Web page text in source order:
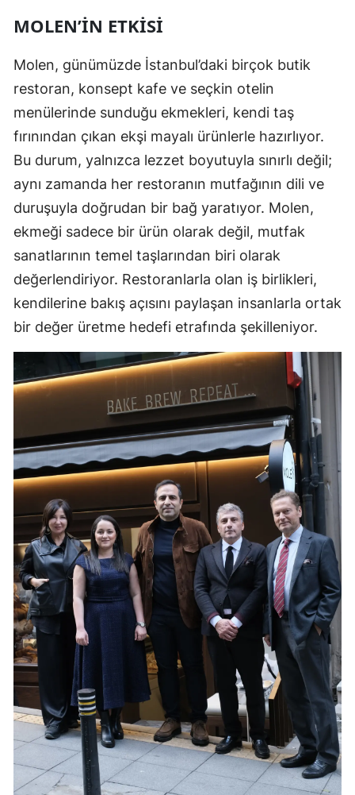
MOLEN’IN ETKISI
Molen, günümüzde İstanbul’daki birçok butik
restoran, konsept kafe ve seçkin otelin
menülerinde sunduğu ekmekleri, kendi taş
fırınından çıkan ekşi mayalı ürünlerle hazırlıyor.
Bu durum, yalnızca lezzet boyutuyla sınırlı değil;
aynı zamanda her restoranın mutfağının dili ve
duruşuyla doğrudan bir bağ yaratıyor. Molen,
ekmeği sadece bir ürün olarak değil, mutfak
sanatlarının temel taşlarından biri olarak
değerlendiriyor. Restoranlarla olan iş birlikleri,
kendilerine bakış açısını paylaşan insanlarla ortak
bir değer üretme hedefi etrafında şekilleniyor.